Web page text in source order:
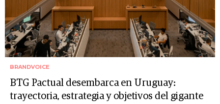
BRANDVOICE
BTG Pactual desembarca en Uruguay:
trayectoria, estrategia y objetivos del gigante